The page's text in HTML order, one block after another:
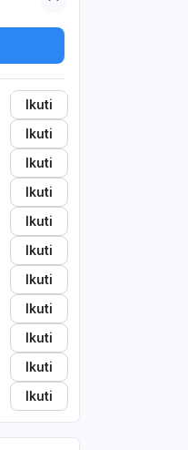
Terimakasih dokter
menjawab
Ikuti
Ikuti
Ikuti
Ikuti
Ikuti
Ikuti
Ikuti
Ikuti
Ikuti
Ikuti
Ikuti